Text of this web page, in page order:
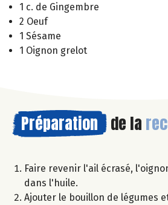
1 c. de Gingembre
2 Oeuf
1 Sésame
1 Oignon grelot
Préparation de la
Faire revenir l'ail écrasé,
dans l'huile.
Ajouter le bouillon de légumes